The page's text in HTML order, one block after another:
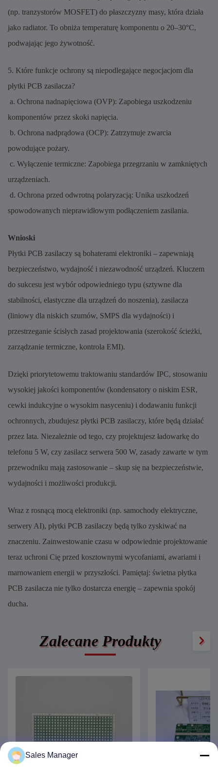
(np. tranzystorów MOSFET) do płaszczyzny masy, która działa
jako radiator. To obniża temperaturę komponentu o 20–30°C,
podwajając jego żywotność.
5. Które funkcje ochrony są niepodlegające negocjacjom dla
płytki PCB zasilacza?
a. Ochrona nadnapięciowa (OVP): Zapobiega uszkodzeniu
komponentów przez skoki napięcia.
b. Ochrona nadprądowa (OCP): Zatrzymuje zwarcia
powodujące pożary.
c. Wyłączenie termiczne: Zapobiega przegrzaniu w zamkniętych
urządzeniach.
d. Ochrona przed odwrotną polaryzacją: Unika uszkodzeń
spowodowanych nieprawidłowym podłączeniem zasilania.
Wnioski
Płytki PCB zasilaczy są bohaterami elektroniki – zapewniają
bezpieczeństwo, wydajność i niezawodność urządzeń. Kluczem
do sukcesu jest wybór odpowiedniego typu (sztywne dla
stabilności, elastyczne dla urządzeń do noszenia), zasilacza
(liniowy dla niskich szumów, SMPS dla wydajności) i
przestrzeganie ścisłych zasad projektowania (szerokość ścieżki,
zarządzanie termiczne, kontrola EMI).
Dzięki priorytetowemu traktowaniu standardów IPC, stosowaniu
wysokiej jakości komponentów (kondensatory o niskim ESR,
cewki indukcyjne o wysokim nasyceniu) i dodawaniu funkcji
ochronnych, zbudujesz płytki PCB zasilaczy, które będą działać
przez lata. Niezależnie od tego, czy projektujesz ładowarkę do
telefonu 5 W, czy zasilacz serwera 500 W, zasady zawarte w tym
przewodniku mają zastosowanie – skup się na bezpieczeństwie,
wydajności i możliwości produkcji.
Wraz z rosnącą mocą elektroniki (np. samochody elektryczne,
serwery AI), płytki PCB zasilaczy będą tylko zyskiwać na
znaczeniu. Zainwestowanie czasu w odpowiednie projektowanie
teraz uchroni Cię przed kosztownymi wycofaniami, awariami i
marnowaniem energii w przyszłości. Pamiętaj: świetna płytka
PCB zasilacza nie tylko dostarcza energię – zapewnia spokój
ducha.
Zalecane Produkty
Sales Manager